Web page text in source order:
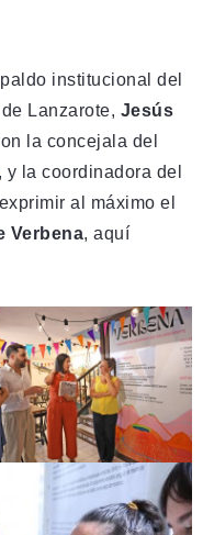
institucional del
Lanzarote, Jesús
la concejala del
, y la coordinadora del
al máximo el
Verbena, aquí